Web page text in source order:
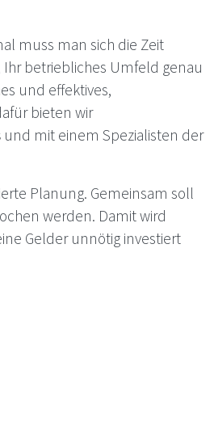
muss man sich die Zeit
betriebliches Umfeld genau
und effektives,
bieten wir
und mit einem Spezialisten der
Planung. Gemeinsam soll
werden. Damit wird
Gelder unnötig investiert